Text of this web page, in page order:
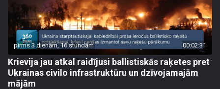
pirms 3 dienām, 16 stundām 00:02:31
Krievija jau atkal raidījusi ballistiskās raķetes pret
Ukrainas civilo infrastruktūru un dzīvojamajām
mājām